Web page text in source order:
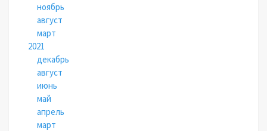
ноябрь
август
март
2021
декабрь
август
июнь
май
апрель
март